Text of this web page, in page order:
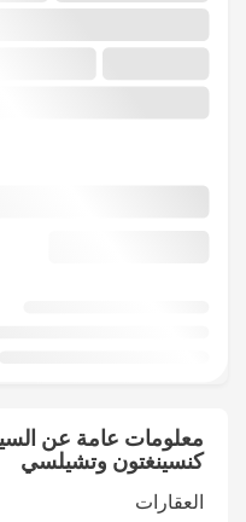
معلومات عامة عن
كنسينغتون وتشيلسي
العقارات